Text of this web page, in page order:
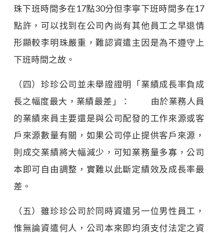
珠下班時間多在17點30分但李寧下班時間多在17
點許，可以找到在公司內尚有其他員工之早退情
形顯較李明珠嚴重，難認資遣主因是為不遵守上
下班時間之故。
（四）珍珍公司並未舉證證明「業績成長率負成
長之幅度最大，業績最差」： 由於業務人員
的業績來員主要還是與公司配發的工作來源或客
戶來源數量有關，如果公司停止提供客戶來源，
則成交業績將大幅減少，可知業務量多寡，公司
本即可自由調整，實難以此斷定績效及成長率最
差。
（五）雖珍珍公司於同時資遣另一位男性員工，
惟無論資遣何人，公司本來即均須支付法定之資